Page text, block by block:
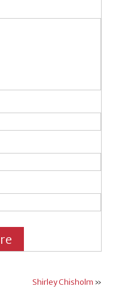
Shirley Chisholm »